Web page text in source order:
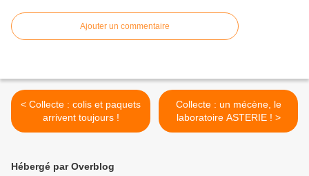
Ajouter un commentaire
< Collecte : colis et paquets
arrivent toujours !
Collecte : un mécène, le
laboratoire ASTERIE ! >
Hébergé par Overblog